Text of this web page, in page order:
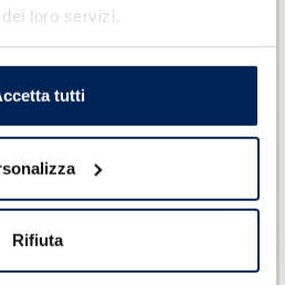
loro servizi.
tutti
Rifiuta
di ricambi, come
di Uso e Manutenzione del
Assistenza stradale 24 ore su
franchigia chilometrica, in
in caso di guasto
o elettronico o di foratura del